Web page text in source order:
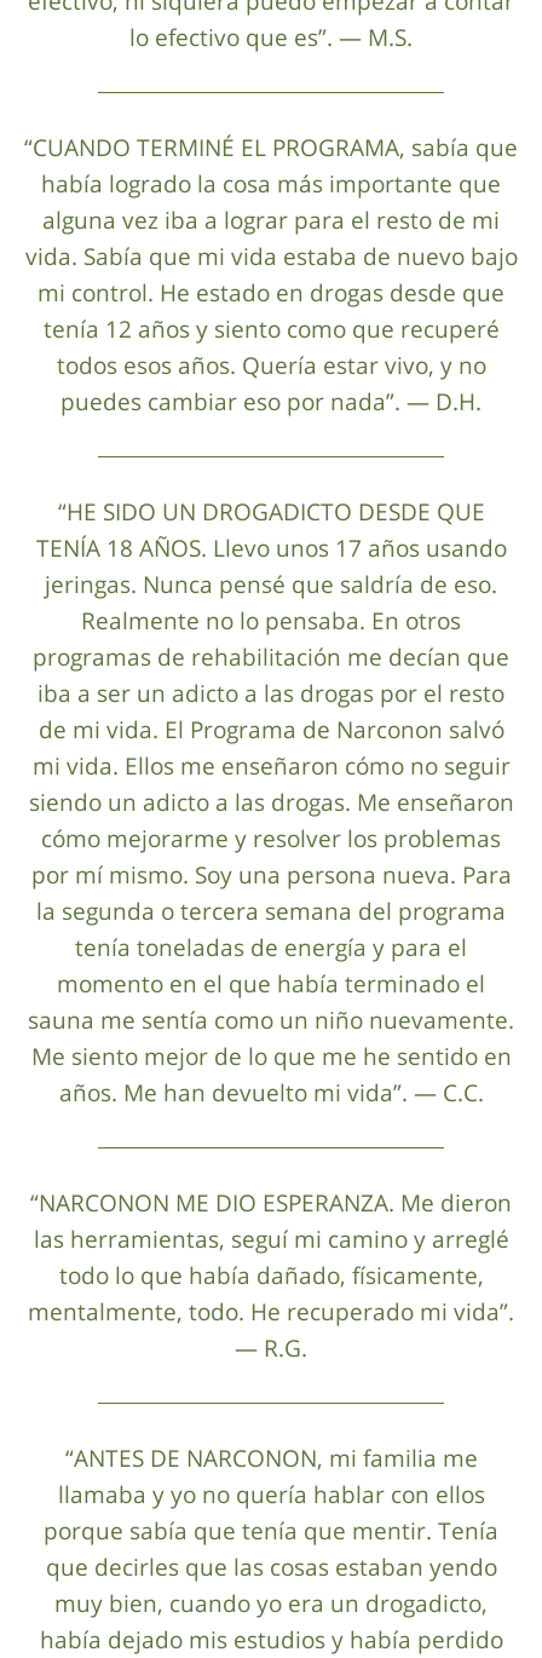
lo efectivo que es”. — M.S.
“CUANDO TERMINÉ EL PROGRAMA, sabía que
había logrado la cosa más importante que
alguna vez iba a lograr para el resto de mi
vida. Sabía que mi vida estaba de nuevo bajo
mi control. He estado en drogas desde que
tenía 12 años y siento como que recuperé
todos esos años. Quería estar vivo, y no
puedes cambiar eso por nada”. — D.H.
“HE SIDO UN DROGADICTO DESDE QUE
TENÍA 18 AÑOS. Llevo unos 17 años usando
jeringas. Nunca pensé que saldría de eso.
Realmente no lo pensaba. En otros
programas de rehabilitación me decían que
iba a ser un adicto a las drogas por el resto
de mi vida. El Programa de Narconon salvó
mi vida. Ellos me enseñaron cómo no seguir
siendo un adicto a las drogas. Me enseñaron
cómo mejorarme y resolver los problemas
por mí mismo. Soy una persona nueva. Para
la segunda o tercera semana del programa
tenía toneladas de energía y para el
momento en el que había terminado el
sauna me sentía como un niño nuevamente.
Me siento mejor de lo que me he sentido en
años. Me han devuelto mi vida”. — C.C.
“NARCONON ME DIO ESPERANZA. Me dieron
las herramientas, seguí mi camino y arreglé
todo lo que había dañado, físicamente,
mentalmente, todo. He recuperado mi vida”.
— R.G.
“ANTES DE NARCONON, mi familia me
llamaba y yo no quería hablar con ellos
porque sabía que tenía que mentir. Tenía
que decirles que las cosas estaban yendo
muy bien, cuando yo era un drogadicto,
había dejado mis estudios y había perdido